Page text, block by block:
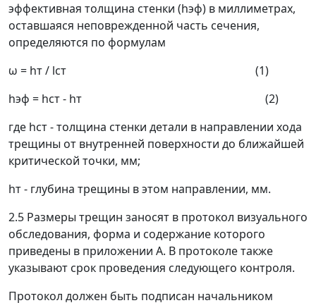
эффективная толщина стенки (hэф) в миллиметрах,
оставшаяся неповрежденной часть сечения,
определяются по формулам
ω = hт/ lст (1)
hэф = hст- hт (2)
где hст- толщина стенки детали в направлении хода
трещины от внутренней поверхности до ближайшей
критической точки, мм;
hт- глубина трещины в этом направлении, мм.
2.5 Размеры трещин заносят в протокол визуального
обследования, форма и содержание которого
приведены в приложении А. В протоколе также
указывают срок проведения следующего контроля.
Протокол должен быть подписан начальником